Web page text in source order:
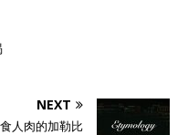
NEXT
人肉的加勒比